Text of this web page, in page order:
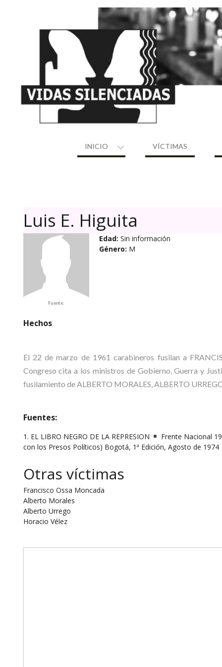
INICIO VÍCTIMAS
Luis E. Higuita
Fuente:
Edad: Sin información
Género: M
Hechos
El 22 de marzo de 1961 carabineros fusilan a
Congreso cita a los ministros de Gobierno, Guerra y
fusilamiento de ALBERTO MORALES, ALBERTO
Fuentes:
1. EL LIBRO NEGRO DE LA REPRESION
Frente Nacional
con los Presos Políticos) Bogotá, 1ª Edición, Agosto de 1974
Otras víctimas
Francisco Ossa Moncada
Alberto Morales
Alberto Urrego
Horacio Vélez